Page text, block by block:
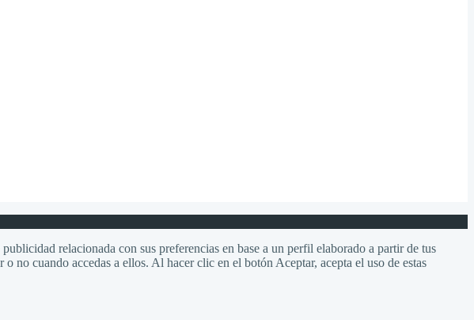
relacionada con sus preferencias en base a un perfil elaborado a partir de tus
no cuando accedas a ellos. Al hacer clic en el botón Aceptar, acepta el uso de estas